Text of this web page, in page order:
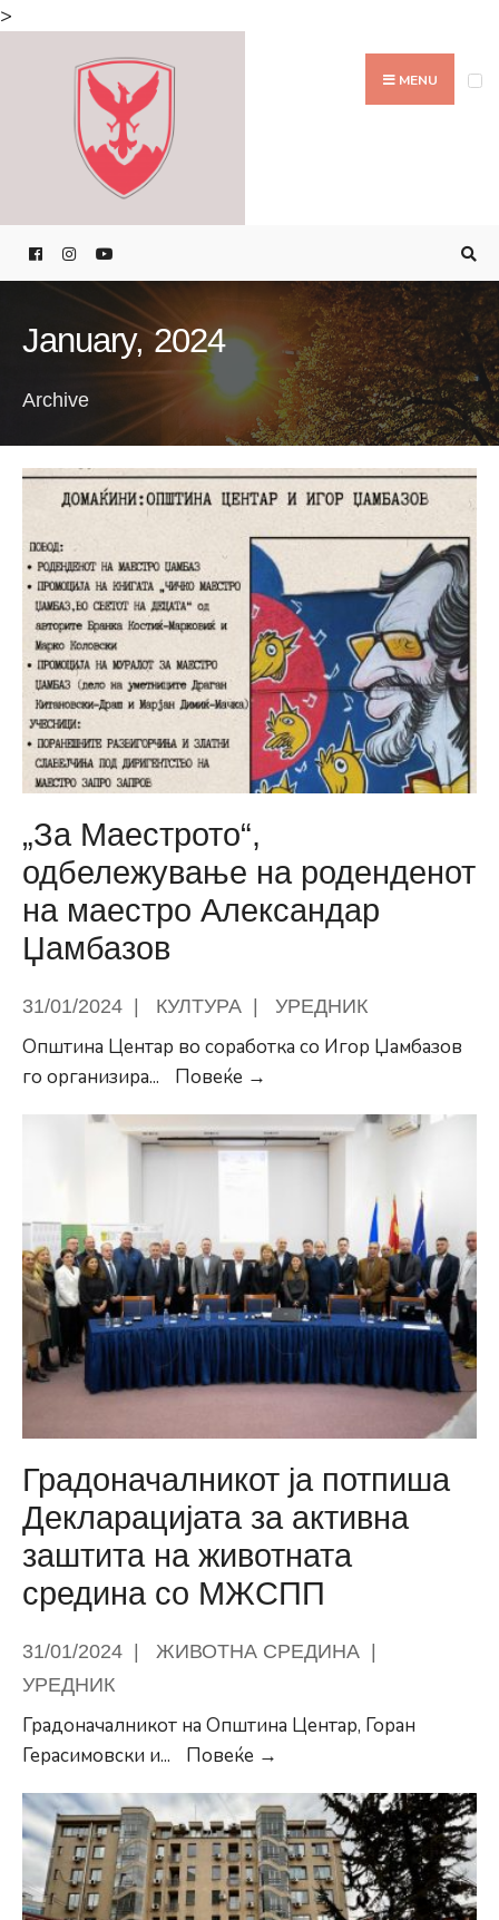
>
MENU
January, 2024
Archive
„За Маестрото“,
одбележување на роденденот
на маестро Александар
Џамбазов
31/01/2024 | КУЛТУРА | УРЕДНИК
Општина Центар во соработка со Игор Џамбазов
го организира... Повеќе →
одбележување
маестро
Александар
Џамбазов
Градоначалникот ја потпиша
Декларацијата за активна
заштита на животната
средина со МЖСПП
31/01/2024 | ЖИВОТНА СРЕДИНА |
УРЕДНИК
Градоначалникот на Општина Центар, Горан
Герасимовски и... Повеќе →
потпиша
Декларацијата
за
активна